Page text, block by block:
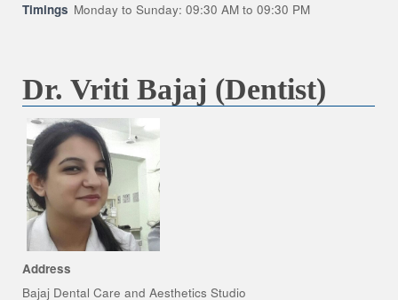
Timings Monday to Sunday: 09:30 AM to 09:30 PM
Dr. Vriti Bajaj (Dentist)
Address
Bajaj Dental Care and Aesthetics Studio